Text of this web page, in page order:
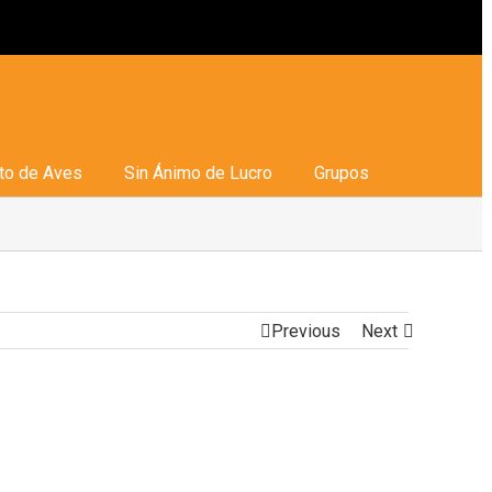
de Aves Sin Ánimo de Lucro Grupos
Previous Next